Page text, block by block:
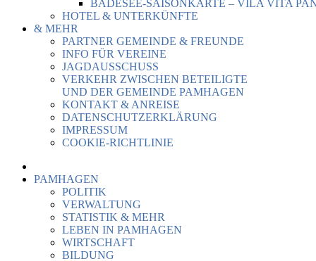
BADESEE-SAISONKARTE – VILA VITA
HOTEL & UNTERKÜNFTE
& MEHR
PARTNER GEMEINDE & FREUNDE
INFO FÜR VEREINE
JAGDAUSSCHUSS
VERKEHR ZWISCHEN BETEILIGTE
UND DER GEMEINDE PAMHAGEN
KONTAKT & ANREISE
DATENSCHUTZERKLÄRUNG
IMPRESSUM
COOKIE-RICHTLINIE
PAMHAGEN
POLITIK
VERWALTUNG
STATISTIK & MEHR
LEBEN IN PAMHAGEN
WIRTSCHAFT
BILDUNG